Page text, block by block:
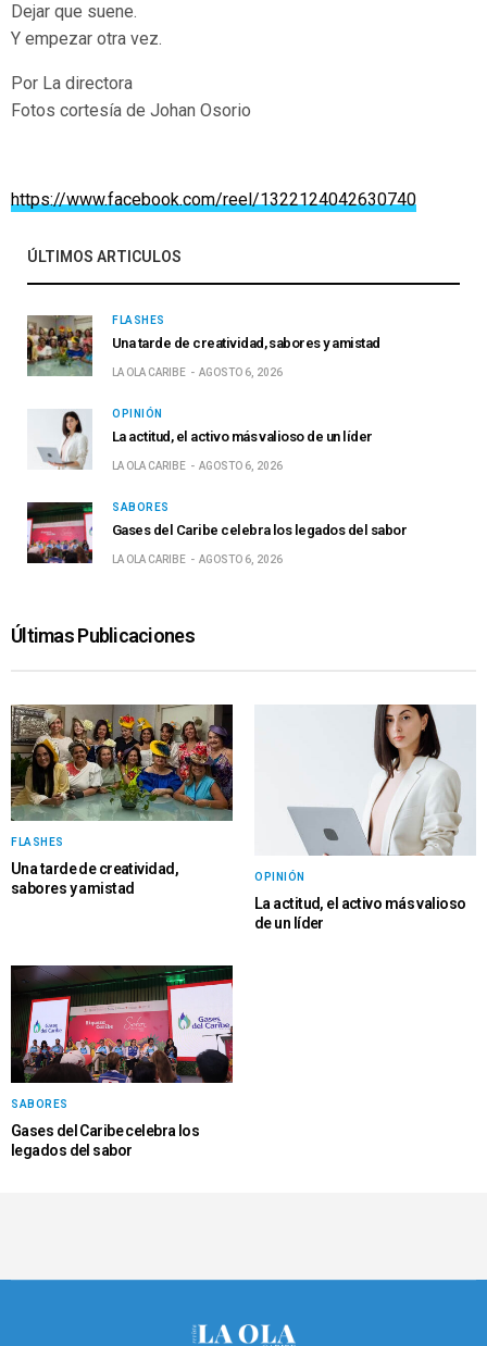
Dejar que suene.
Y empezar otra vez.
Por La directora
Fotos cortesía de Johan Osorio
https://www.facebook.com/reel/1322124042630740
ÚLTIMOS ARTICULOS
FLASHES
Una tarde de creatividad, sabores y amistad
LA OLA CARIBE AGOSTO 6, 2026
OPINIÓN
La actitud, el activo más valioso de un líder
LA OLA CARIBE AGOSTO 6, 2026
SABORES
Gases del Caribe celebra los legados del sabor
LA OLA CARIBE AGOSTO 6, 2026
Últimas Publicaciones
FLASHES
Una tarde de creatividad,
sabores y amistad
OPINIÓN
La actitud, el activo más valioso
de un líder
SABORES
Gases del Caribe celebra los
legados del sabor